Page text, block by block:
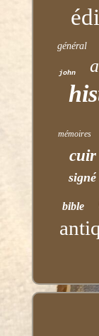
général
john
mémoires
cuir
signé
bible